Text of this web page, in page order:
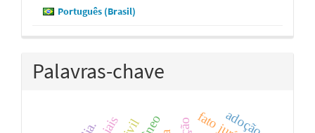
Português (Brasil)
Palavras-chave
adoção